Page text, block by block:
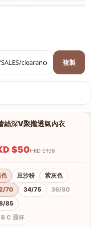
複製
絲深V聚攏透氣內衣
HKD $50 HKD $198
豆沙粉
紫灰色
70
34/75
36/80
85
C 通杯